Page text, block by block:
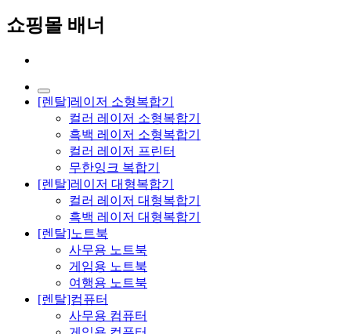
쇼핑몰 배너
[렌탈]레이저 소형복합기
컬러 레이저 소형복합기
흑백 레이저 소형복합기
컬러 레이저 프린터
무한잉크 복합기
[렌탈]레이저 대형복합기
컬러 레이저 대형복합기
흑백 레이저 대형복합기
[렌탈]노트북
사무용 노트북
게임용 노트북
여행용 노트북
[렌탈]컴퓨터
사무용 컴퓨터